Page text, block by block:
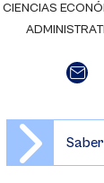
CIENCIAS